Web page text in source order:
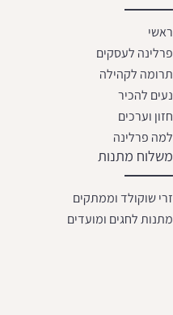
ראשי
פרלינה לעסקים
תרומה לקהילה
נעים להכיר
חזון וערכים
למה פרלינה
משלוח מתנות
זרי שוקולד וממתקים
מתנות לחגים ומועדים